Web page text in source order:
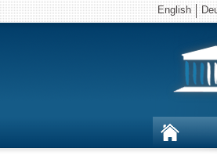
English